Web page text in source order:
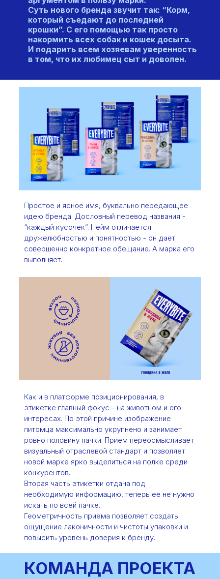
Суть нового бренда звучит так: “Корм,
который съедают до последней
крошки”. С его помощью так просто
накормить всех собак и кошек досыта.
И подарить всем хозяевам уверенность
в том, что их любимец сыт и доволен.
Простое и ясное имя, буквально передающее
идею бренда. Дословный перевод названия -
“каждый кусочек”. Нейм отличается
дружелюбностью и понятностью - он дает
совершенно конкретное обещание. А марка его
выполняет.
Как и в платформе позиционирования, в
этикетке главный фокус - на животном и его
интересах. По этой причине изображение
питомца максимально укрупнено и занимает
ровно половину пачки. Прием переосмысливает
визуальный отраслевой стандарт и позволяет
новой марке ярко выделиться на полке среди
конкурентов.
Вторая часть этикетки отдана под
необходимую информацию, теперь ее не нужно
искать по всей пачке.
Геометричность приема позволяет создать
ощущение лаконичности и чистоты упаковки и
повысить уровень доверия к бренду.
КОМАНДА ПРОЕКТА